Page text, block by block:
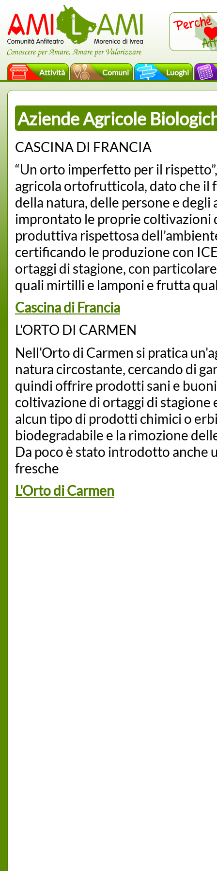
Conoscere per Amare, Amare per Valorizzare
Attività Comuni Luoghi
Aziende Agricole
CASCINA DI FRANCIA
“Un orto imperfetto per il
agricola ortofrutticola, dato che
della natura, delle persone e degli
improntato le proprie coltivazioni
produttiva rispettosa
certificando le produzione con
ortaggi di stagione, con
quali mirtilli e lamponi e frutta
Cascina di Francia
L'ORTO DI CARMEN
Nell'Orto di Carmen si pratica
natura circostante, cercando di
quindi offrire prodotti sani e
coltivazione di ortaggi di
alcun tipo di prodotti chimici o
biodegradabile e la rimozione
Da poco è stato introdotto anche
fresche
L'Orto di Carmen